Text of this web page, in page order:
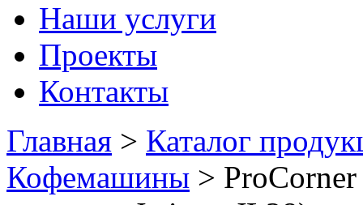
Наши услуги
Проекты
Контакты
Главная > Каталог
Кофемашины >